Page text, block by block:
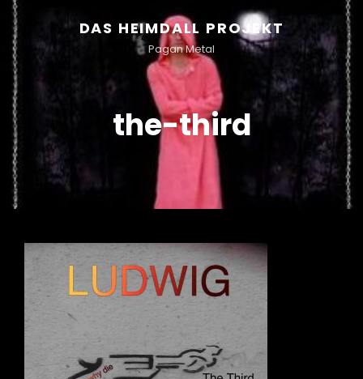
DAS HEIMDALL PROJEKT
Pagan Metal
the-third